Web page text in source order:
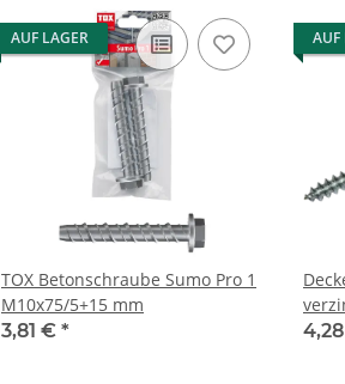
AUF LAGER
TOX Betonschraube Sumo Pro 1
M10x75/5+15 mm
3,81 € *
AUF